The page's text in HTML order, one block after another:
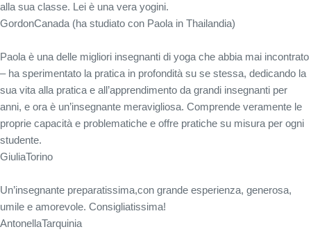
alla sua classe. Lei è una vera yogini.
GordonCanada (ha studiato con Paola in Thailandia)
Paola è una delle migliori insegnanti di yoga che abbia mai incontrato
– ha sperimentato la pratica in profondità su se stessa, dedicando la
sua vita alla pratica e all’apprendimento da grandi insegnanti per
anni, e ora è un’insegnante meravigliosa. Comprende veramente le
proprie capacità e problematiche e offre pratiche su misura per ogni
studente.
GiuliaTorino
Un’insegnante preparatissima,con grande esperienza, generosa,
umile e amorevole. Consigliatissima!
AntonellaTarquinia